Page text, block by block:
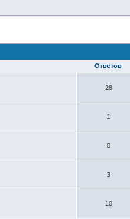
Ответов
28
1
0
3
10